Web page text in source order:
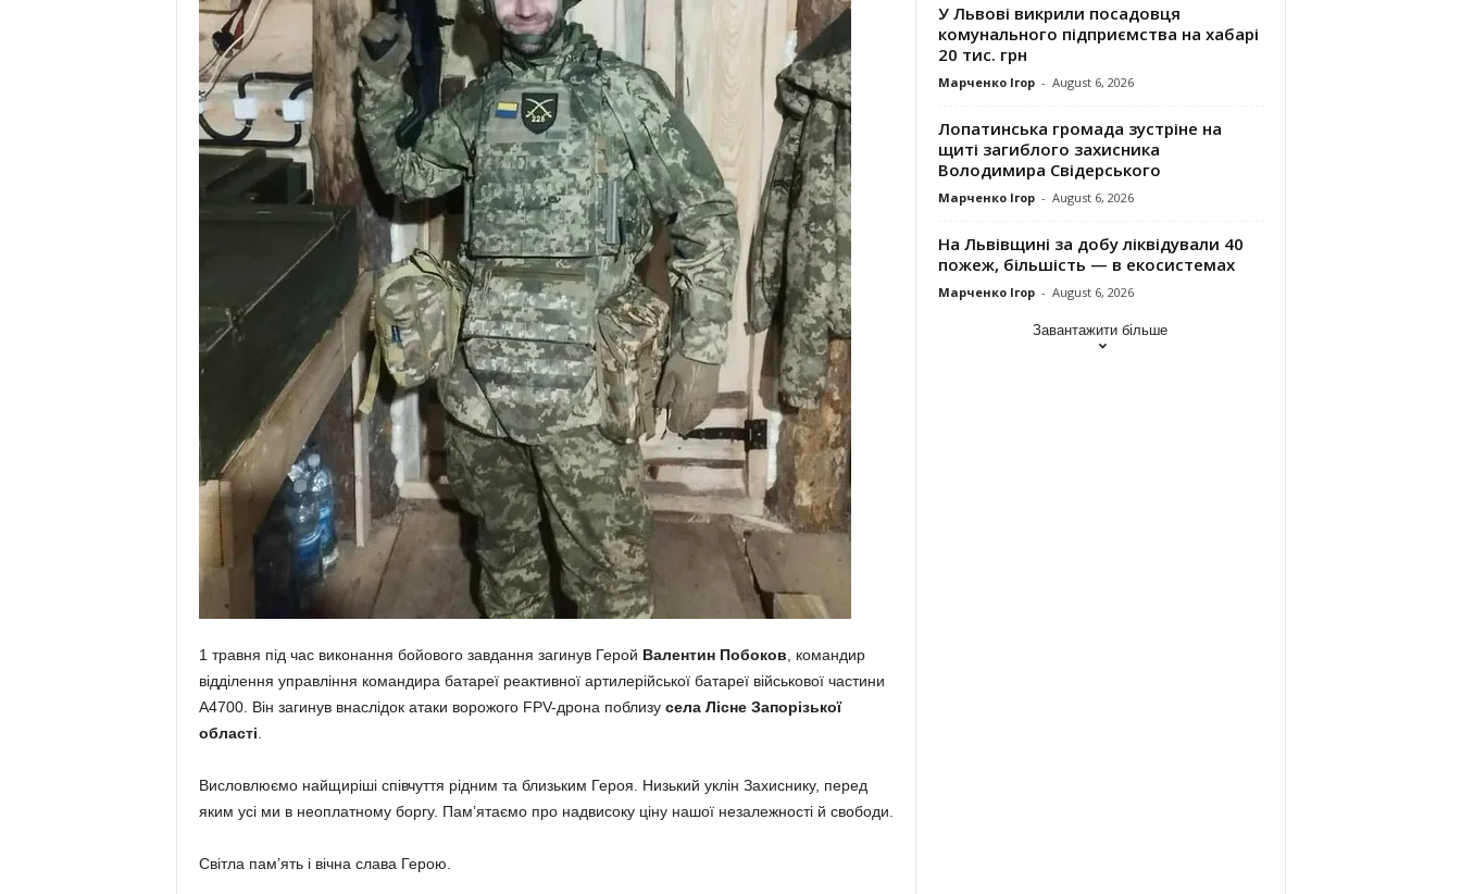
1 травня під час виконання бойового завдання загинув Герой Валентин Побоков , командир
відділення управління командира батареї реактивної артилерійської батареї військової частини
А4700. Він загинув внаслідок атаки ворожого FPV-дрона поблизу села Лісне Запорізької
області
Висловлюємо найщиріші співчуття рідним та близьким Героя. Низький уклін Захиснику, перед
яким усі ми в неоплатному боргу. Пам’ятаємо про надвисоку ціну нашої незалежності й свободи.
Світла пам’ять і вічна слава Герою.
У Львові викрили посадовця
комунального підприємства на хабарі
20 тис. грн
Марченко Ігор - August 6, 2026
Лопатинська громада зустріне на
щиті загиблого захисника
Володимира Свідерського
Марченко Ігор - August 6, 2026
На Львівщині за добу ліквідували 40
пожеж, більшість — в екосистемах
Марченко Ігор - August 6, 2026
Завантажити більше